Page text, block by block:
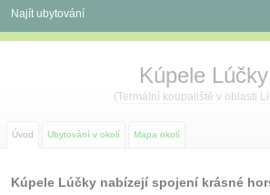
Najít ubytování
Autobusové zájezdy
Kúpele Lúčky
(Termální koupaliště v oblasti
Úvod Ubytování v okolí Mapa okolí
Kúpele Lúčky nabízejí spojení krásné